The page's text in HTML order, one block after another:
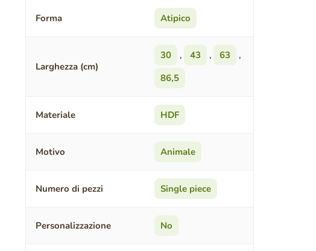
Forma Atipico
Larghezza (cm)
30 , 43 , 63
,
86,5
Materiale HDF
Motivo Animale
Numero di pezzi Single piece
Personalizzazione No